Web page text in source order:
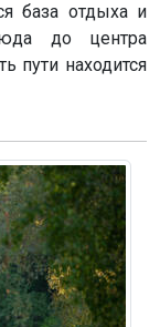
база отдыха и
до центра
пути находится